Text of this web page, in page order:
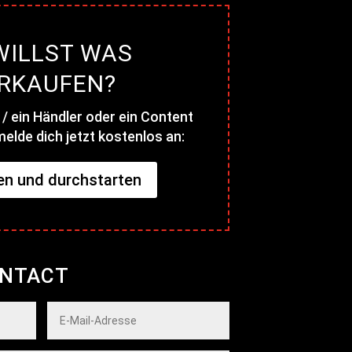
WAS
ein Händler oder ein Content
dich jetzt kostenlos an:
und durchstarten